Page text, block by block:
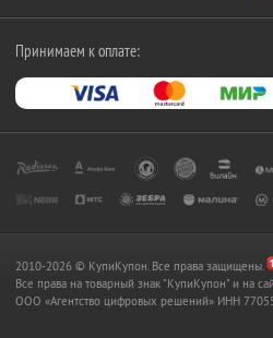
Принимаем к оплате:
2010-2026 © КупиКупон. Все права защищены.
Все права на товарный знак "КупиКупон" и на
OOO «Агентство цифровых решений» ИНН